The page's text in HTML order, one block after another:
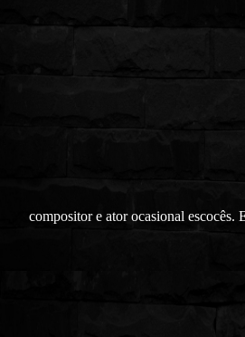
compositor e ator ocasional escocês.